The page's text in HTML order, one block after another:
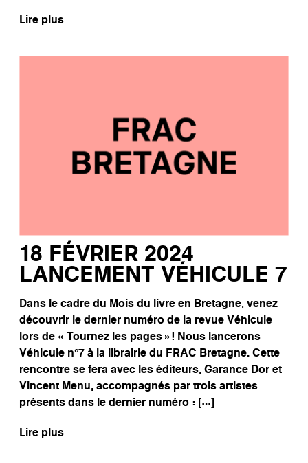
Lire plus
18 FÉVRIER 2024
LANCEMENT VÉHICULE 7
Dans le cadre du Mois du livre en Bretagne, venez
découvrir le dernier numéro de la revue Véhicule
lors de « Tournez les pages »! Nous lancerons
Véhicule n°7 à la librairie du FRAC Bretagne. Cette
rencontre se fera avec les éditeurs, Garance Dor et
Vincent Menu, accompagnés par trois artistes
présents dans le dernier numéro : […]
Lire plus